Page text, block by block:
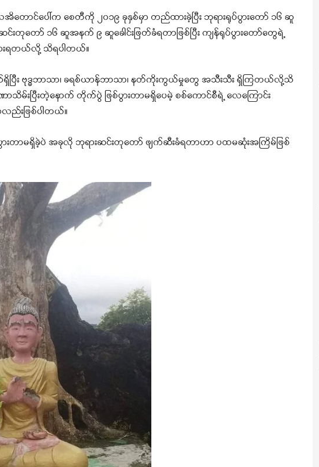
ောင်ပေါ်က စေတီကို ၂၀၁၉ ခုနှစ်မှာ တည်ထားခဲ့ပြီး ဘုရားရုပ်ပွားတော် ၁၆ ဆူ
တော် ၁၆ ဆူအနက် ၉ ဆူခေါင်းဖြတ်ခံရတာဖြစ်ပြီး ကျန်ရုပ်ပွားတော်တွေရဲ့
းရတယ်လို့ သိရပါတယ်။
ာ်ရှိပြီး ဗုဒ္ဓဘာသာ၊ ခရစ်ယာန်ဘာသာ၊ နတ်ကိုးကွယ်မှုတွေ အသီးသီး ရှိကြတယ်လို့သိ
သိမ်းပြီးတဲ့နောက် တိုက်ပွဲ ဖြစ်ပွားတာမရှိပေမဲ့ စစ်ကောင်စီရဲ့ လေကြောင်း
ည်းဖြစ်ပါတယ်။
ားတာမရှိခဲ့ပဲ အခုလို ဘုရားဆင်းတုတော် ဖျက်ဆီးခံရတာဟာ ပထမဆုံးအကြိမ်ဖြစ်